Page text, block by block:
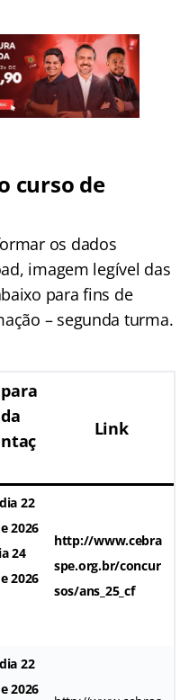
curso de
os dados
imagem legível das
para fins de
– segunda turma.
Link
22
2026
24
2026
http://www.cebra
spe.org.br/concur
sos/ans_25_cf
22
2026